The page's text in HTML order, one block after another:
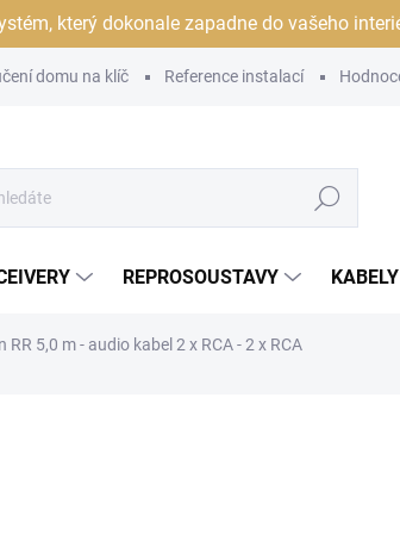
který dokonale zapadne do vašeho
domu na klíč Reference instalací
Hledat
REPROSOUSTAVY
5,0 m - audio kabel 2 x RCA - 2 x RCA